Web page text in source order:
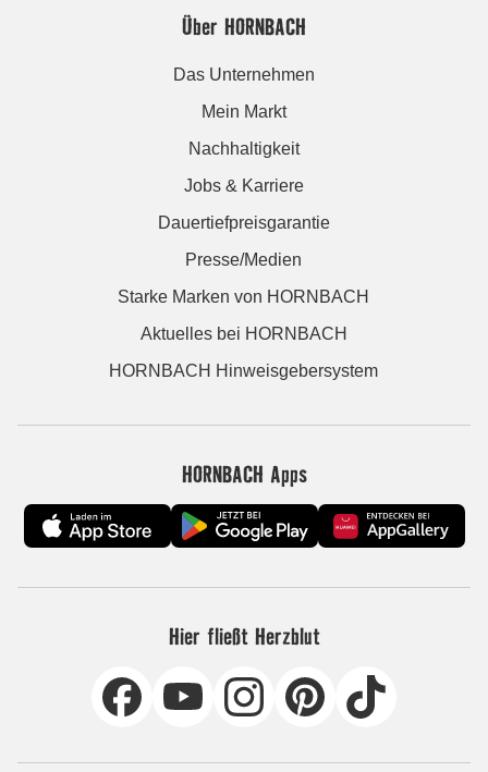
Über HORNBACH
Das Unternehmen
Mein Markt
Nachhaltigkeit
Jobs & Karriere
Dauertiefpreisgarantie
Presse/Medien
Starke Marken von HORNBACH
Aktuelles bei HORNBACH
HORNBACH Hinweisgebersystem
HORNBACH Apps
Hier fließt Herzblut